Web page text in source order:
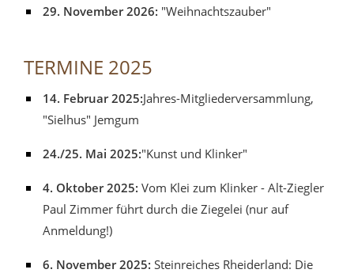
29. November 2026: "Weihnachtszauber"
TERMINE 2025
14. Februar 2025:Jahres-Mitgliederversammlung,
"Sielhus" Jemgum
24./25. Mai 2025:"Kunst und Klinker"
4. Oktober 2025: Vom Klei zum Klinker - Alt-Ziegler
Paul Zimmer führt durch die Ziegelei (nur auf
Anmeldung!)
6. November 2025: Steinreiches Rheiderland: Die